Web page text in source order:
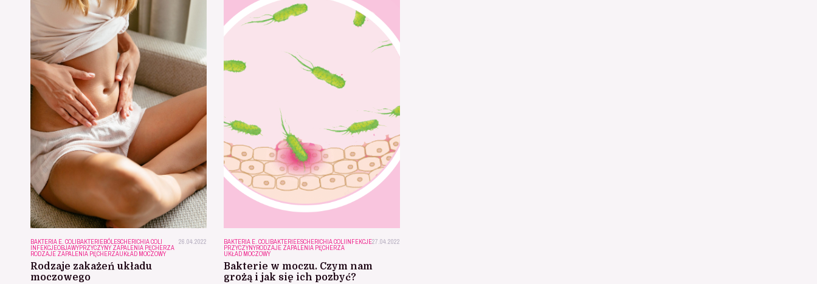
BAKTERIA E. COLIBAKTERIEBÓLESCHERICHIA COLI
INFEKCJEOBJAWYPRZYCZYNY ZAPALENIA PĘCHERZA
RODZAJE ZAPALENIA PĘCHERZAUKŁAD MOCZOWY
26.04.2022
Rodzaje zakażeń układu
moczowego
BAKTERIA E. COLIBAKTERIEESCHERICHIA COLIINFEKCJE
PRZYCZYNYRODZAJE ZAPALENIA PĘCHERZA
UKŁAD MOCZOWY
27.04.2022
Bakterie w moczu. Czym nam
grożą i jak się ich pozbyć?